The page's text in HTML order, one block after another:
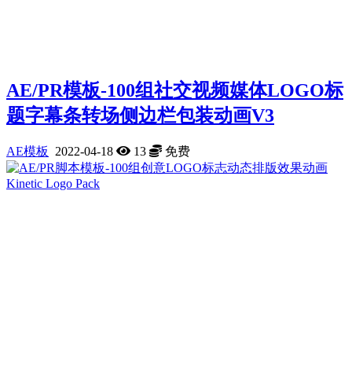
AE/PR模板-100组社交视频媒体LOGO标
题字幕条转场侧边栏包装动画V3
AE模板 2022-04-18 13 免费